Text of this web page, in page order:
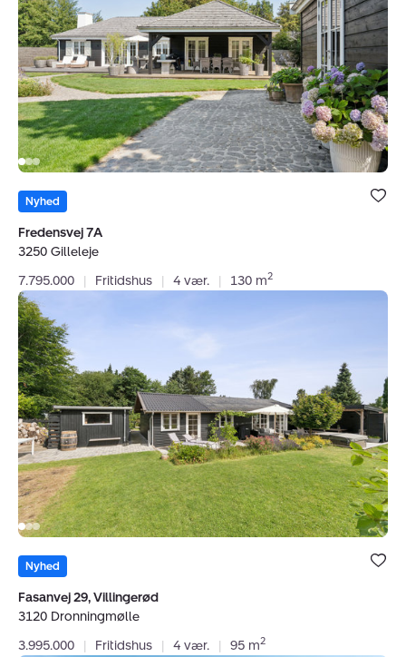
Forsikring dækker kun formidling af ejendomme
beliggende i Danmark fra kontorer beliggende i Europa.
CVR:45233065
Gilleleje
Bolig er
under dine
Nyhed
Fredensvej 7A
3250 Gilleleje
7.795.000
| Fritidshus | 4 vær. | 130 m2
Fritidshus:
Fasanvej
29,
Villingerød,
3120
Dronningmølle
Bolig er
under dine
Nyhed
Fasanvej 29, Villingerød
3120 Dronningmølle
3.995.000
| Fritidshus | 4 vær. | 95 m2